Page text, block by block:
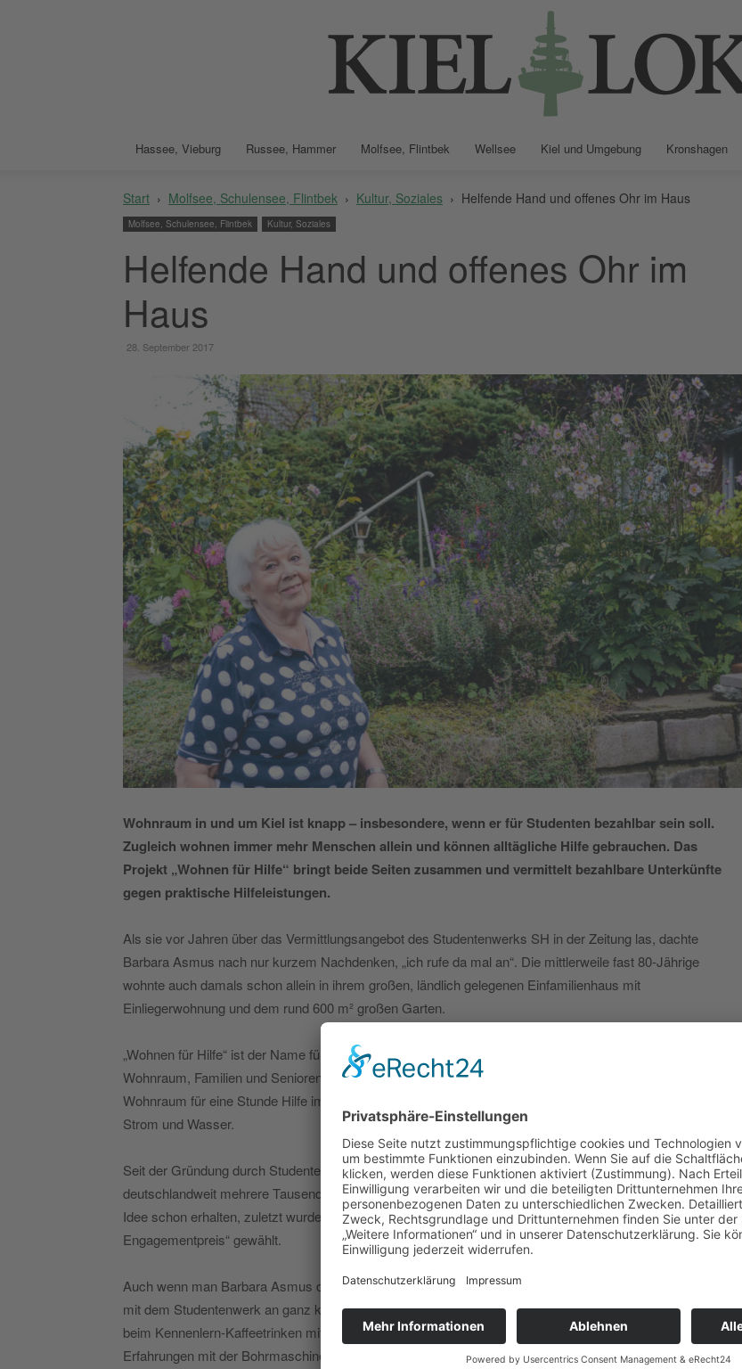
Hassee, Vieburg Russee, Hammer Molfsee, Flintbek Wellsee Kiel und Umgebung Kronshagen
Start Molfsee, Schulensee, Flintbek Kultur, Soziales Helfende Hand und offenes Ohr im Haus
Molfsee, Schulensee, Flintbek Kultur, Soziales
Helfende Hand und offenes Ohr im
Haus
28. September 2017
Wohnraum in und um Kiel ist knapp – insbesondere, wenn er für Studenten bezahlbar sein soll.
Zugleich wohnen immer mehr Menschen allein und können alltägliche Hilfe gebrauchen. Das
Projekt „Wohnen für Hilfe“ bringt beide Seiten zusammen und vermittelt bezahlbare Unterkünfte
gegen praktische Hilfeleistungen.
Als sie vor Jahren über das Vermittlungsangebot des Studentenwerks SH in der Zeitung las, dachte
Barbara Asmus nach nur kurzem Nachdenken, „ich rufe da mal an“. Die mittlerweile fast 80-Jährige
wohnte auch damals schon allein in ihrem großen, ländlich gelegenen Einfamilienhaus mit
Einliegerwohnung und dem rund 600 m² großen Garten.
„Wohnen für Hilfe“ ist der Name für eine Vereinbarung, die zwei Seiten hilft. Studenten erhalten bezahlbaren
Wohnraum, Familien und Senioren praktische Hilfe im Alltag. Dabei gilt die Faustformel: ein Quadratmeter
Wohnraum für eine Stunde Hilfe im Monat. Dazu kommen lediglich anteilige Nebenkosten für Heizung,
Strom und Wasser.
Seit der Gründung durch Studenten der Fachhochschule Darmstadt im Jahr 1992 hat das Projekt
deutschlandweit mehrere Tausend Wohnpartnerschaften hervorgebracht. Mehrere Auszeichnungen hat die
Idee schon erhalten, zuletzt wurde sie 2014 unter die letzten 15 Nominierungen zum „Deutschen
Engagementpreis“ gewählt.
Auch wenn man Barbara Asmus das Alter immer noch nicht recht ansieht, wollte sie vom ersten Telefonat
mit dem Studentenwerk an ganz konkrete Hilfe in Haus und Garten. Einen der ersten Kandidaten, der sich
beim Kennenlern-Kaffeetrinken mit Freude an das Klavier setzte, fragte sie schnell nach seinen
Erfahrungen mit der Bohrmaschine.